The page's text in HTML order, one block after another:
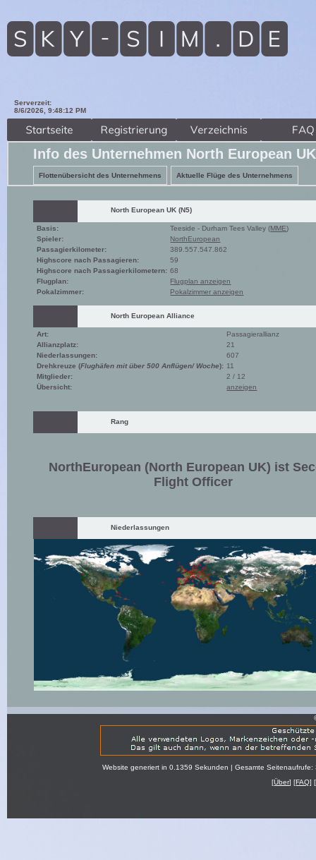
Serverzeit:
8/6/2026, 9:48:13 PM
Info des Unternehmen North European
Flottenübersicht des Unternehmens Aktuelle Flüge des Unternehmens
North European UK (N5)
Basis: Teeside - Durham Tees Valley (MME)
Spieler:
NorthEuropean
Passagierkilometer:
389.557.547.862
Highscore nach Passagieren:
59
Highscore nach Passagierkilometern: 68
Flugplan:
Flugplan anzeigen
Pokalzimmer:
Pokalzimmer anzeigen
North European Alliance
Art:
Passagierallianz
Allianzplatz:
21
Niederlassungen:
607
Drehkreuze (Flughäfen mit über 500 Anflügen/ Woche): 11
Mitglieder:
2 / 12
Übersicht:
anzeigen
Rang
NorthEuropean (North European UK) ist
Flight Officer
Niederlassungen
Website generiert in 0.1359 Sekunden | Gesamte
[Über] [FAQ] [